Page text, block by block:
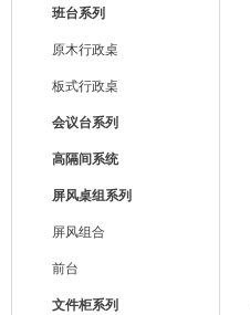
班台系列
原木行政桌
板式行政桌
会议台系列
高隔间系统
屏风桌组系列
屏风组合
前台
文件柜系列